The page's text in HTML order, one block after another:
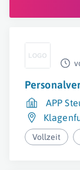
APP
Vollzeit